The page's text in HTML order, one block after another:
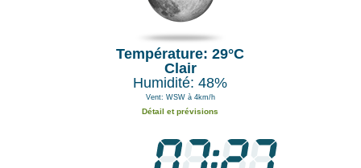
Température: 29°C
Clair
Humidité: 48%
Vent: WSW à 4km/h
Détail et prévisions